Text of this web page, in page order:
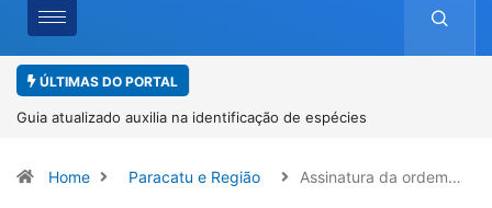
ÚLTIMAS DO PORTAL
Guia atualizado auxilia na identificação de espécies
Home Paracatu e Região Assinatura da ordem…